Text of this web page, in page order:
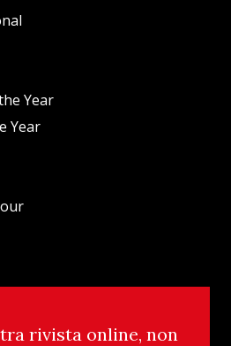
Year
Year
rivista online, non